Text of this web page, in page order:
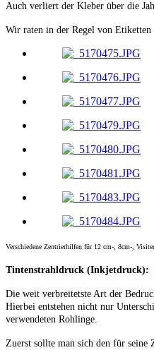
Auch verliert der Kleber über die
Wir raten in der Regel von Etiketten
Verschiedene Zentrierhilfen für 12 cm-, 8cm-,
Tintenstrahldruck (Inkjetdruck):
Die weit verbreitetste Art der
Hierbei entstehen nicht nur
verwendeten Rohlinge.
Zuerst sollte man sich den für seine